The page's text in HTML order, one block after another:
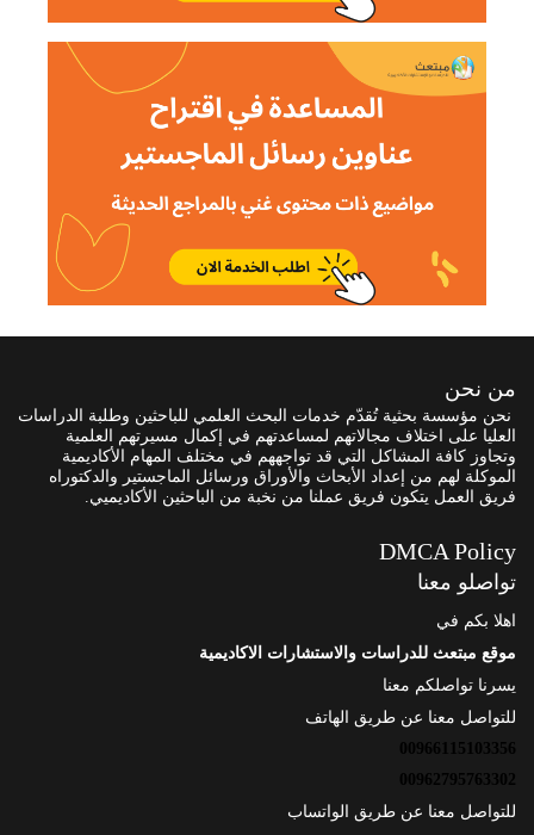
من نحن
نحن مؤسسة بحثية تُقدّم خدمات البحث العلمي للباحثين وطلبة الدراسات
العليا على اختلاف مجالاتهم لمساعدتهم في إكمال مسيرتهم العلمية
وتجاوز كافة المشاكل التي قد تواجههم في مختلف المهام الأكاديمية
الموكلة لهم من إعداد الأبحاث والأوراق ورسائل الماجستير والدكتوراه
فريق العمل يتكون فريق عملنا من نخبة من الباحثين الأكاديميي.
DMCA Policy
تواصلو معنا
اهلا بكم في
موقع مبتعث للدراسات والاستشارات الاكاديمية
يسرنا تواصلكم معنا
للتواصل معنا عن طريق الهاتف
00966115103356
00962795763302
للتواصل معنا عن طريق الواتساب